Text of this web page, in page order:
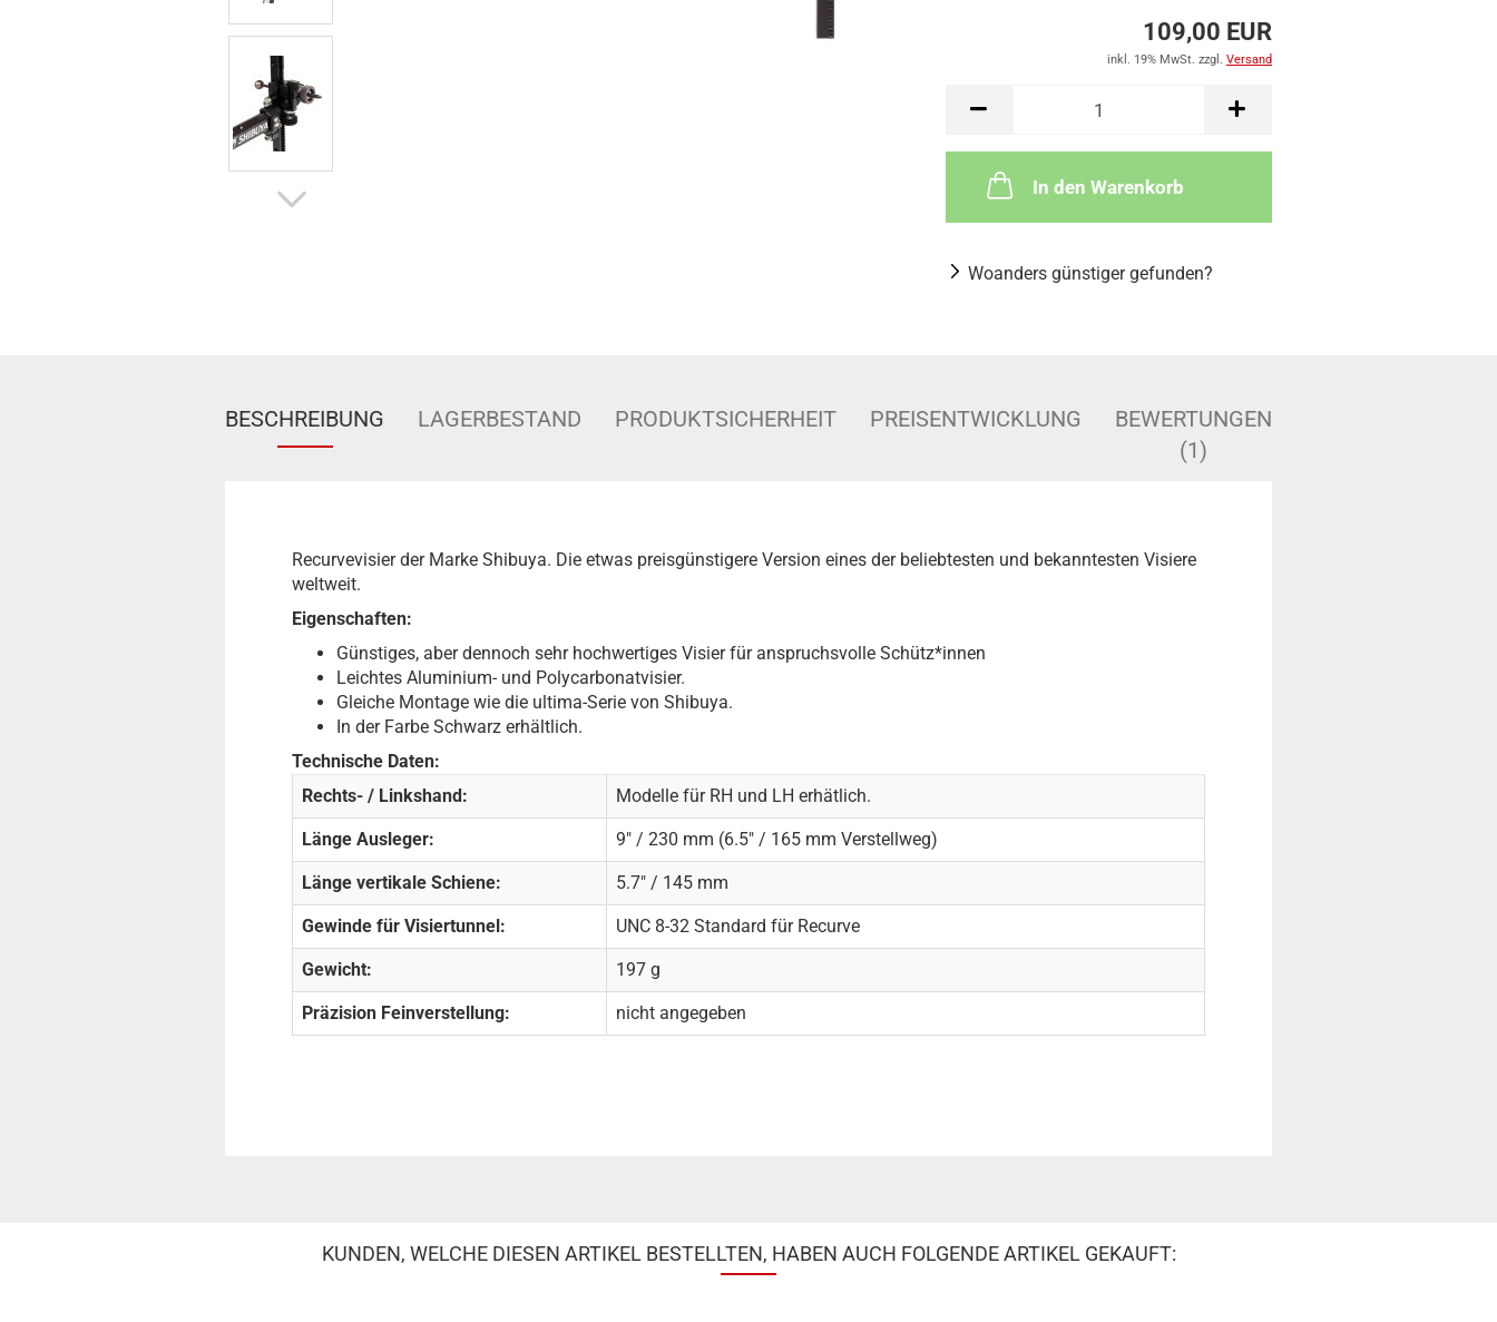
109,00 EUR
inkl. 19% MwSt. zzgl. Versand
In den Warenkorb
Woanders günstiger gefunden?
BESCHREIBUNG LAGERBESTAND PRODUKTSICHERHEIT PREISENTWICKLUNG
BEWERTUNGEN
(1)
Recurvevisier der Marke Shibuya. Die etwas preisgünstigere Version eines der beliebtesten und bekanntesten Visiere
weltweit.
Eigenschaften:
Günstiges, aber dennoch sehr hochwertiges Visier für anspruchsvolle Schütz*innen
Leichtes Aluminium- und Polycarbonatvisier.
Gleiche Montage wie die ultima-Serie von Shibuya.
In der Farbe Schwarz erhältlich.
Technische Daten:
Rechts- / Linkshand:
Modelle für RH und LH erhätlich.
Länge Ausleger: 9" / 230 mm (6.5" / 165 mm Verstellweg)
Länge vertikale Schiene: 5.7" / 145 mm
Gewinde für Visiertunnel: UNC 8-32 Standard für Recurve
Gewicht: 197 g
Präzision Feinverstellung: nicht angegeben
KUNDEN, WELCHE DIESEN ARTIKEL BESTELLTEN, HABEN AUCH FOLGENDE ARTIKEL GEKAUFT: